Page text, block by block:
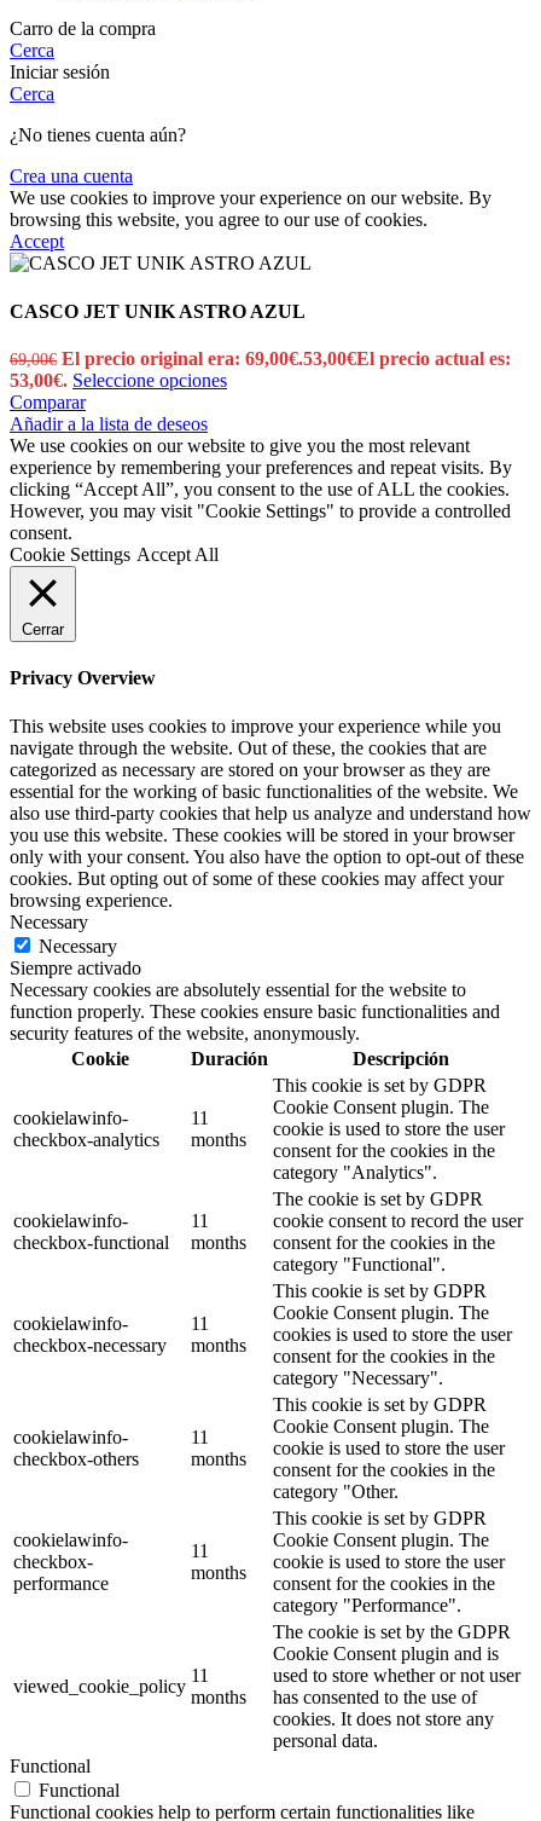
Carro de la compra
Cerca
Iniciar sesión
Cerca
¿No tienes cuenta aún?
Crea una cuenta
We use cookies to improve your experience on our website. By
browsing this website, you agree to our use of cookies.
Accept
CASCO JET UNIK ASTRO AZUL
69,00€ El precio original era: 69,00€.53,00€El precio actual es:
53,00€. Seleccione opciones
Comparar
Añadir a la lista de deseos
We use cookies on our website to give you the most relevant
experience by remembering your preferences and repeat visits. By
clicking “Accept All”, you consent to the use of ALL the cookies.
However, you may visit "Cookie Settings" to provide a controlled
consent.
Cookie Settings Accept All
Cerrar
Privacy Overview
This website uses cookies to improve your experience while you
navigate through the website. Out of these, the cookies that are
categorized as necessary are stored on your browser as they are
essential for the working of basic functionalities of the website. We
also use third-party cookies that help us analyze and understand how
you use this website. These cookies will be stored in your browser
only with your consent. You also have the option to opt-out of these
cookies. But opting out of some of these cookies may affect your
browsing experience.
Necessary
Necessary
Siempre activado
Necessary cookies are absolutely essential for the website to
function properly. These cookies ensure basic functionalities and
security features of the website, anonymously.
Cookie
Duración Descripción
cookielawinfo-
checkbox-analytics
11
months
This cookie is set by GDPR
Cookie Consent plugin. The
cookie is used to store the user
consent for the cookies in the
category "Analytics".
cookielawinfo-
checkbox-functional
11
months
The cookie is set by GDPR
cookie consent to record the user
consent for the cookies in the
category "Functional".
cookielawinfo-
checkbox-necessary
11
months
This cookie is set by GDPR
Cookie Consent plugin. The
cookies is used to store the user
consent for the cookies in the
category "Necessary".
cookielawinfo-
checkbox-others
11
months
This cookie is set by GDPR
Cookie Consent plugin. The
cookie is used to store the user
consent for the cookies in the
category "Other.
cookielawinfo-
checkbox-
performance
11
months
This cookie is set by GDPR
Cookie Consent plugin. The
cookie is used to store the user
consent for the cookies in the
category "Performance".
viewed_cookie_policy
11
months
The cookie is set by the GDPR
Cookie Consent plugin and is
used to store whether or not user
has consented to the use of
cookies. It does not store any
personal data.
Functional
Functional
Functional cookies help to perform certain functionalities like